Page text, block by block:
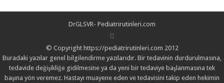
DrGLSVR- Pediatrirutinleri.com
© Copyright https://pediatrirutinleri.com 2012
Buradaki yazılar genel bilgilendirme yazılarıdır. Bir tedavinin durdurulmasına,
tedavide değişikliğe gidilmesine ya da yeni bir tedaviye başlanmasına tek
başına yön veremez. Hastayı muayene eden ve tedavisini takip eden hekimin